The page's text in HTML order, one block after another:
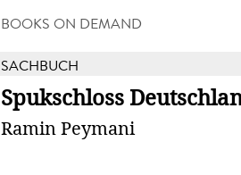
BOOKS ON DEMAND
SACHBUCH
Spukschloss
Ramin Peymani